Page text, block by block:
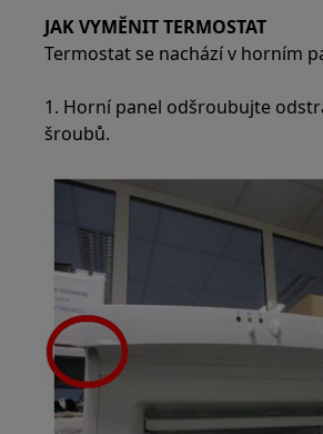
JAK VYMĚNIT TERMOSTAT
Termostat se nachází v horním
1. Horní panel odšroubujte
šroubů.